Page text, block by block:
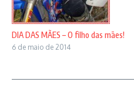
DIA DAS MÃES – O filho das mães!
6 de maio de 2014